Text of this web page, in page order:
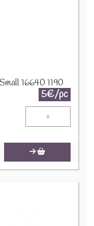
16640 1190
5€/pc
+